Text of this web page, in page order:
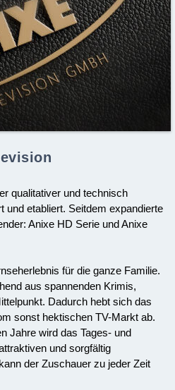
qualitativer und technisch
und etabliert. Seitdem expandierte
Anixe HD Serie und Anixe
für die ganze Familie.
aus spannenden Krimis,
Dadurch hebt sich das
sonst hektischen TV-Markt ab.
Jahre wird das Tages- und
und sorgfältig
der Zuschauer zu jeder Zeit